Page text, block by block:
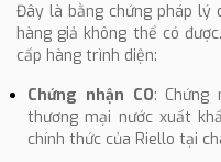
Đây là bằng chứng pháp lý
hàng giả không thể có
cấp hàng trình diện:
Chứng nhận CO: Chứng
thương mại nước xuất
chính thức của Riello tại